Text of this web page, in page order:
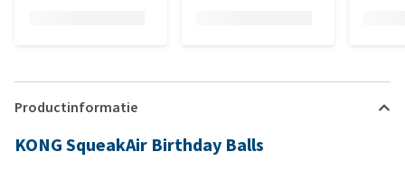
Productinformatie
KONG SqueakAir Birthday Balls